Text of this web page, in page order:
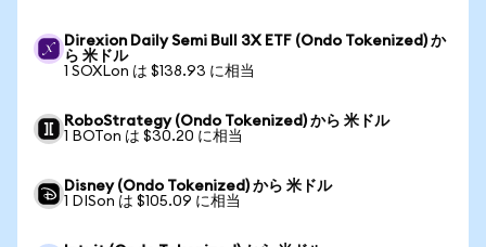
Direxion Daily Semi Bull 3X ETF (Ondo Tokenized) か
ら 米ドル
1 SOXLon は $138.93 に相当
RoboStrategy (Ondo Tokenized) から 米ドル
1 BOTon は $30.20 に相当
Disney (Ondo Tokenized) から 米ドル
1 DISon は $105.09 に相当